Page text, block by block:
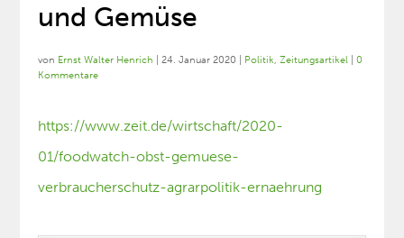
und Gemüse
von Ernst Walter Henrich |24. Januar 2020 Politik,Zeitungsartikel |0
Kommentare
https://www.zeit.de/wirtschaft/2020-
01/foodwatch-obst-gemuese-
verbraucherschutz-agrarpolitik-ernaehrung